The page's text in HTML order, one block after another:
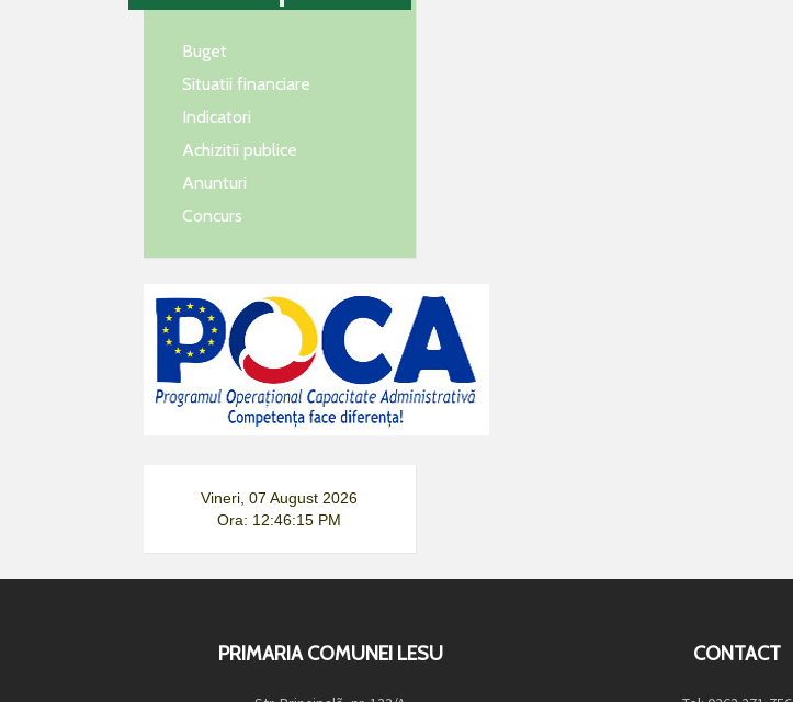
Buget
Situatii financiare
Indicatori
Achizitii publice
Anunturi
Concurs
Vineri, 07 August 2026
Ora: 12:46:15 PM
PRIMARIA COMUNEI LESU CONTACT